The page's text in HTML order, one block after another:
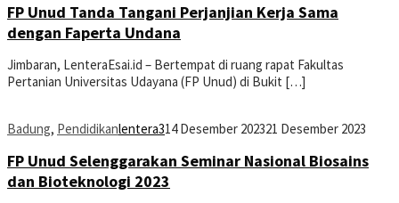
FP Unud Tanda Tangani Perjanjian Kerja Sama
dengan Faperta Undana
Jimbaran, LenteraEsai.id – Bertempat di ruang rapat Fakultas
Pertanian Universitas Udayana (FP Unud) di Bukit […]
Badung, Pendidikanlentera314 Desember 202321 Desember 2023
FP Unud Selenggarakan Seminar Nasional Biosains
dan Bioteknologi 2023